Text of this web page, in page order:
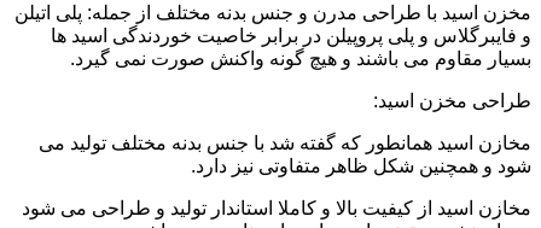
مخزن اسید با طراحی مدرن و جنس بدنه مختلف از جمله: پلی اتیلن
و فایبرگلاس و پلی پروپیلن در برابر خاصیت خوردندگی اسید ها
بسیار مقاوم می باشند و هیچ گونه واکنش صورت نمی گیرد.
طراحی مخزن اسید:
مخازن اسید همانطور که گفته شد با جنس بدنه مختلف تولید می
شود و همچنین شکل ظاهر متفاوتی نیز دارد.
مخازن اسید از کیفیت بالا و کاملا استاندار تولید و طراحی می شود